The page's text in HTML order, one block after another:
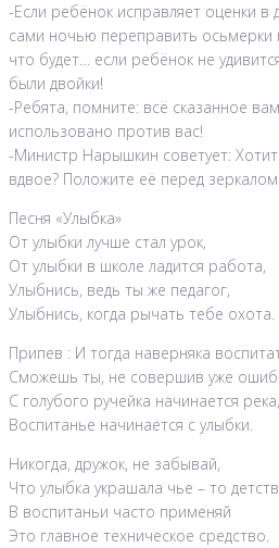
-Если ребёнок исправляет оценки в
сами ночью переправить осьмерки
что будет… если ребёнок не
были двойки!
-Ребята, помните: всё сказанное
использовано против вас!
-Министр Нарышкин советует:
вдвое? Положите её перед зеркалом
Песня «Улыбка»
От улыбки лучше стал урок,
От улыбки в школе ладится работа,
Улыбнись, ведь ты же педагог,
Улыбнись, когда рычать тебе охота.
Припев : И тогда наверняка
Сможешь ты, не совершив уже
С голубого ручейка начинается река,
Воспитанье начинается с улыбки.
Никогда, дружок, не забывай,
Что улыбка украшала чье – то
В воспитаньи часто применяй
Это главное техническое средство.